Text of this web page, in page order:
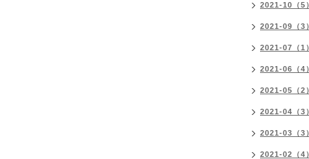
2021-10（5）
2021-09（3）
2021-07（1）
2021-06（4）
2021-05（2）
2021-04（3）
2021-03（3）
2021-02（4）